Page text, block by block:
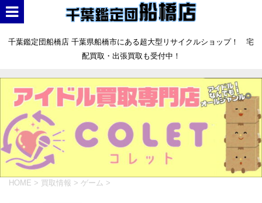
千葉鑑定団船橋店 千葉県船橋市にある超大型リサイクルショップ！ 宅
配買取・出張買取も受付中！
HOME > 買取情報 > ゲーム >